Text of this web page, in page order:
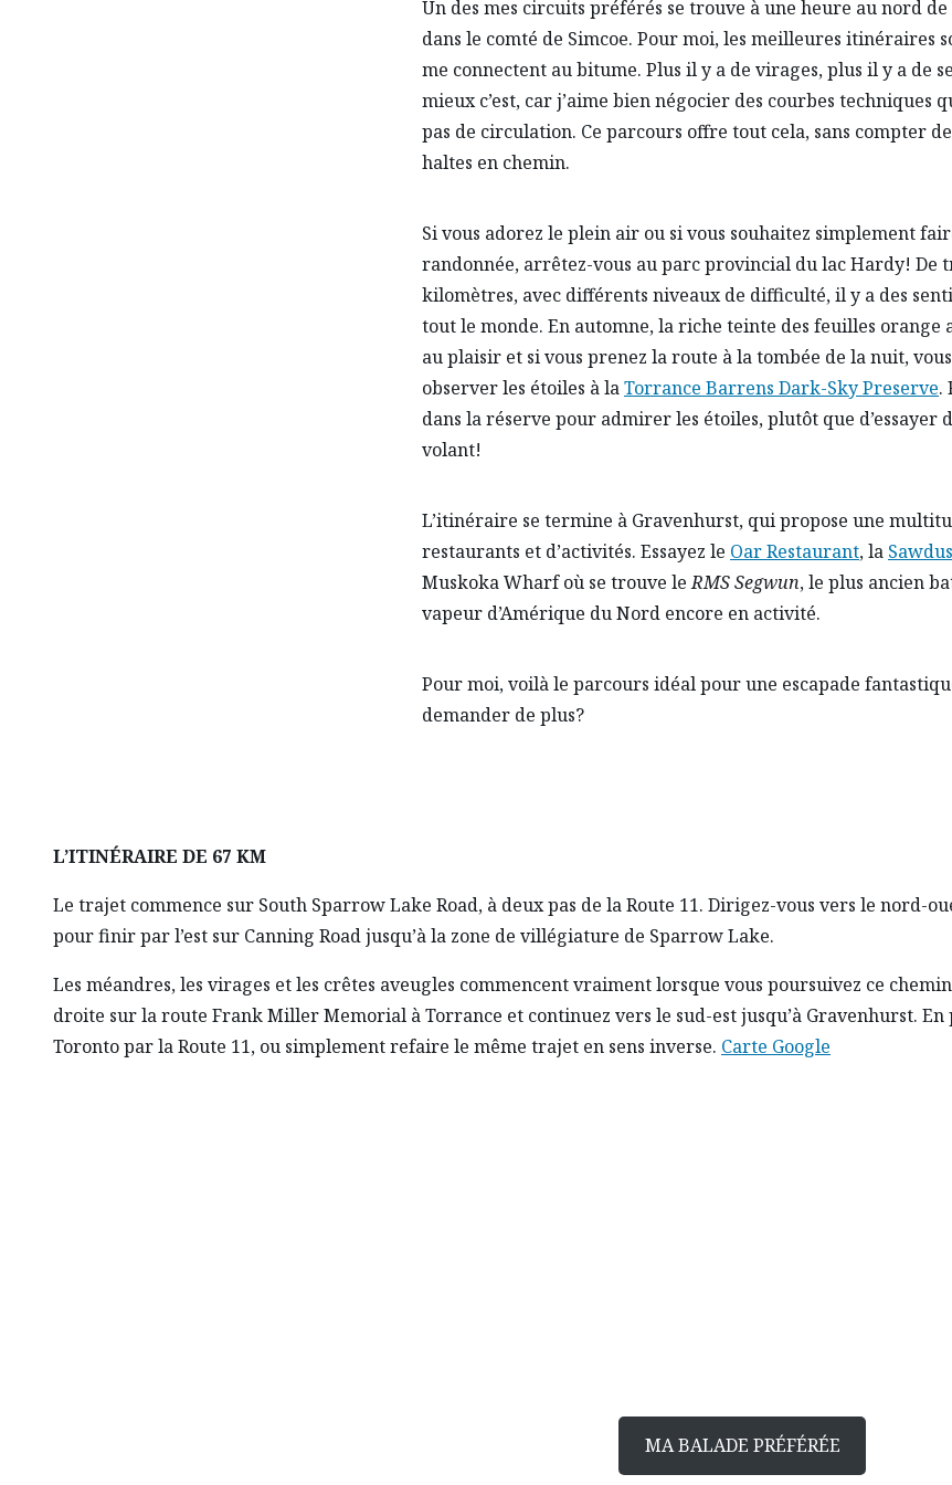
Un des mes circuits préférés se trouve à une heure au nord
dans le comté de Simcoe. Pour moi, les meilleures itinéraires
me connectent au bitume. Plus il y a de virages, plus il y a de
mieux c’est, car j’aime bien négocier des courbes techniques
pas de circulation. Ce parcours offre tout cela, sans compter
haltes en chemin.
Si vous adorez le plein air ou si vous souhaitez simplement
randonnée, arrêtez-vous au parc provincial du lac Hardy! De
kilomètres, avec différents niveaux de difficulté, il y a des
tout le monde. En automne, la riche teinte des feuilles orange
au plaisir et si vous prenez la route à la tombée de la nuit,
observer les étoiles à laTorrance Barrens Dark-Sky Preserve.
dans la réserve pour admirer les étoiles, plutôt que d’essayer
volant!
L’itinéraire se termine à Gravenhurst, qui propose une
restaurants et d’activités. Essayez le Oar Restaurant, la
Muskoka Wharf où se trouve leRMS Segwun, le plus ancien
vapeur d’Amérique du Nord encore en activité.
Pour moi, voilà le parcours idéal pour une escapade
demander de plus?
L’ITINÉRAIRE DE 67 KM
Le trajet commence sur South Sparrow Lake Road, à deux pas de la Route 11. Dirigez-vous vers le nord-
pour finir par l’est sur Canning Road jusqu’à la zone de villégiature de Sparrow Lake.
Les méandres, les virages et les crêtes aveugles commencent vraiment lorsque vous poursuivez ce
droite sur la route Frank Miller Memorial à Torrance et continuez vers le sud-est jusqu’à Gravenhurst.
Toronto par la Route 11, ou simplement refaire le même trajet en sens inverse. Carte Google
MA BALADE PRÉFÉRÉE